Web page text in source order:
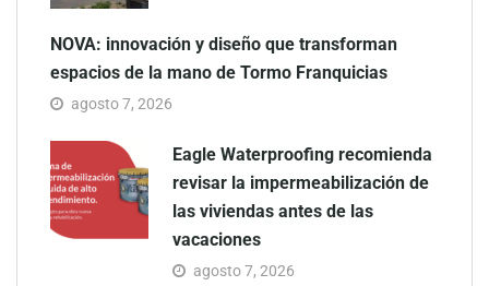
NOVA: innovación y diseño que transforman
espacios de la mano de Tormo Franquicias
agosto 7, 2026
Eagle Waterproofing recomienda
revisar la impermeabilización de
las viviendas antes de las
vacaciones
agosto 7, 2026